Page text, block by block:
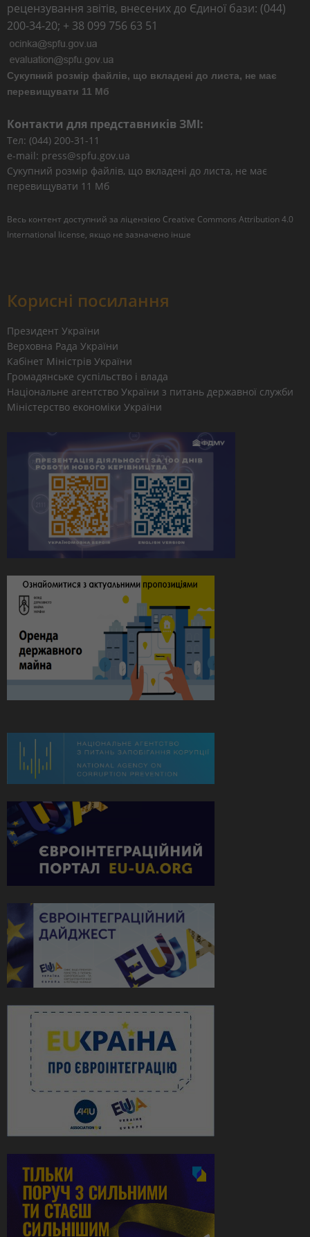
рецензування звітів, внесених до Єдиної бази: (044)
200-34-20; + 38 099 756 63 51
Сукупний розмір файлів, що вкладені до листа, не має
перевищувати 11 Мб
Контакти для представників ЗМІ:
Тел: (044) 200-31-11
e-mail: press@spfu.gov.ua
Сукупний розмір файлів, що вкладені до листа, не має
перевищувати 11 Мб
Весь контент доступний за ліцензією Creative Commons Attribution 4.0
International license, якщо не зазначено інше
Корисні посилання
Президент України
Верховна Рада України
Кабінет Міністрів України
Громадянське суспільство і влада
Національне агентство України з питань державної служби
Міністерство економіки України